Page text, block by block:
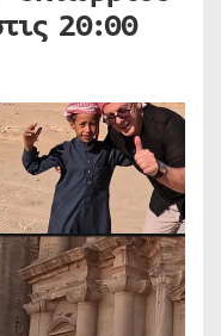
20:00